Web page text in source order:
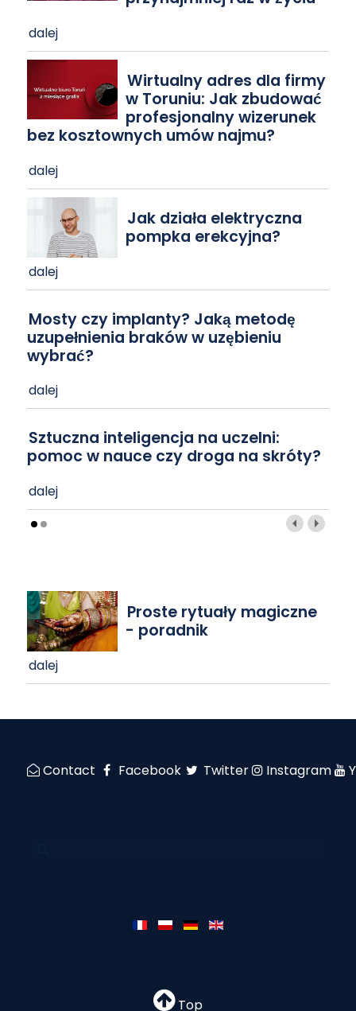
dalej
Wirtualny adres dla firmy
w Toruniu: Jak zbudować
profesjonalny wizerunek
bez kosztownych umów najmu?
dalej
Jak działa elektryczna
pompka erekcyjna?
dalej
Mosty czy implanty? Jaką metodę
uzupełnienia braków w uzębieniu
wybrać?
dalej
Sztuczna inteligencja na uczelni:
pomoc w nauce czy droga na skróty?
dalej
Proste rytuały magiczne
- poradnik
dalej
Contact Facebook Twitter Instagram
Top